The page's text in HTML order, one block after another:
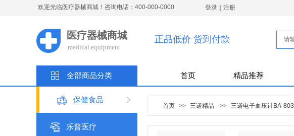
登录 注册
欢迎光临医疗器械商城！咨询电话：400-000-0000
医疗器械商城
medical equipment
正品低价 货到付款
全部商品分类 首页 精品推荐
保健食品
乐普医疗
首页 >> 三诺精品 >> 三诺电子血压计BA-803